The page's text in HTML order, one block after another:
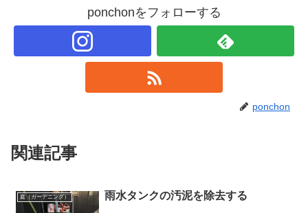
ponchonをフォローする
ponchon
関連記事
庭（ガーデニング） 雨水タンクの汚泥を除去する